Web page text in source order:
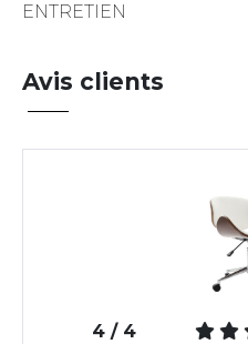
ENTRETIEN
Avis clients
4 / 4